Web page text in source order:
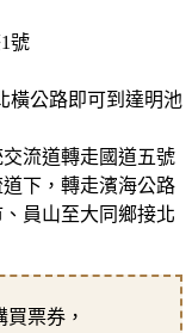
號
橫公路即可到達明池
流道轉走國道五號
下，轉走濱海公路
員山至大同鄉接北
票券，